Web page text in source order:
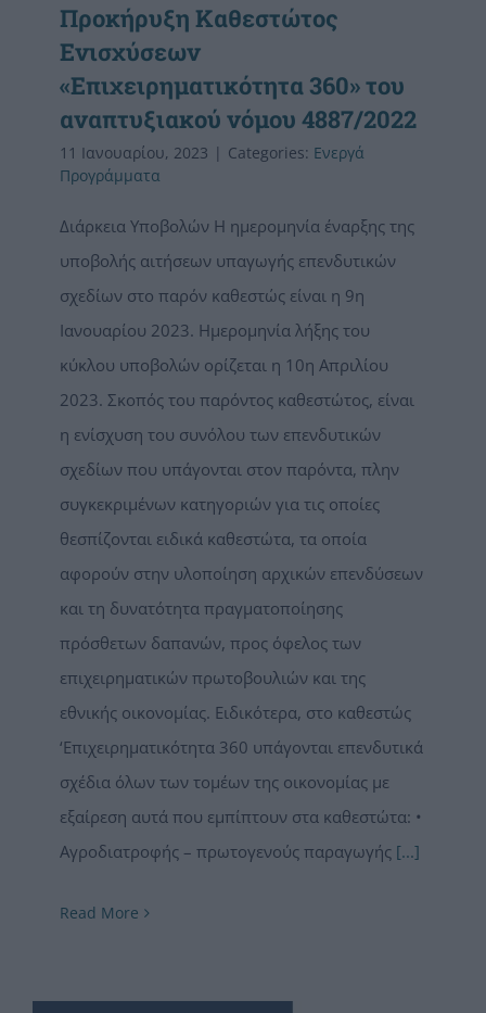
Προκήρυξη Καθεστώτος
Ενισχύσεων
«Επιχειρηματικότητα 360» του
αναπτυξιακού νόμου 4887/2022
11 Ιανουαρίου, 2023 | Categories: Ενεργά
Προγράμματα
Διάρκεια Υποβολών Η ημερομηνία έναρξης της
υποβολής αιτήσεων υπαγωγής επενδυτικών
σχεδίων στο παρόν καθεστώς είναι η 9η
Ιανουαρίου 2023. Ημερομηνία λήξης του
κύκλου υποβολών ορίζεται η 10η Απριλίου
2023. Σκοπός του παρόντος καθεστώτος, είναι
η ενίσχυση του συνόλου των επενδυτικών
σχεδίων που υπάγονται στον παρόντα, πλην
συγκεκριμένων κατηγοριών για τις οποίες
θεσπίζονται ειδικά καθεστώτα, τα οποία
αφορούν στην υλοποίηση αρχικών επενδύσεων
και τη δυνατότητα πραγματοποίησης
πρόσθετων δαπανών, προς όφελος των
επιχειρηματικών πρωτοβουλιών και της
εθνικής οικονομίας. Ειδικότερα, στο καθεστώς
‘Επιχειρηματικότητα 360 υπάγονται επενδυτικά
σχέδια όλων των τομέων της οικονομίας με
εξαίρεση αυτά που εμπίπτουν στα καθεστώτα: •
Αγροδιατροφής – πρωτογενούς παραγωγής [...]
Read More